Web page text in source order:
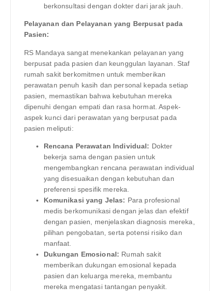
berkonsultasi dengan dokter dari jarak jauh.
Pelayanan dan Pelayanan yang Berpusat pada
Pasien:
RS Mandaya sangat menekankan pelayanan yang
berpusat pada pasien dan keunggulan layanan. Staf
rumah sakit berkomitmen untuk memberikan
perawatan penuh kasih dan personal kepada setiap
pasien, memastikan bahwa kebutuhan mereka
dipenuhi dengan empati dan rasa hormat. Aspek-
aspek kunci dari perawatan yang berpusat pada
pasien meliputi:
Rencana Perawatan Individual: Dokter
bekerja sama dengan pasien untuk
mengembangkan rencana perawatan individual
yang disesuaikan dengan kebutuhan dan
preferensi spesifik mereka.
Komunikasi yang Jelas: Para profesional
medis berkomunikasi dengan jelas dan efektif
dengan pasien, menjelaskan diagnosis mereka,
pilihan pengobatan, serta potensi risiko dan
manfaat.
Dukungan Emosional: Rumah sakit
memberikan dukungan emosional kepada
pasien dan keluarga mereka, membantu
mereka mengatasi tantangan penyakit.